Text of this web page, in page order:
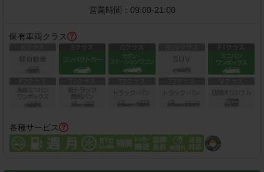
営業時間： 09:00-21:00
保有車両クラス
各種サービス